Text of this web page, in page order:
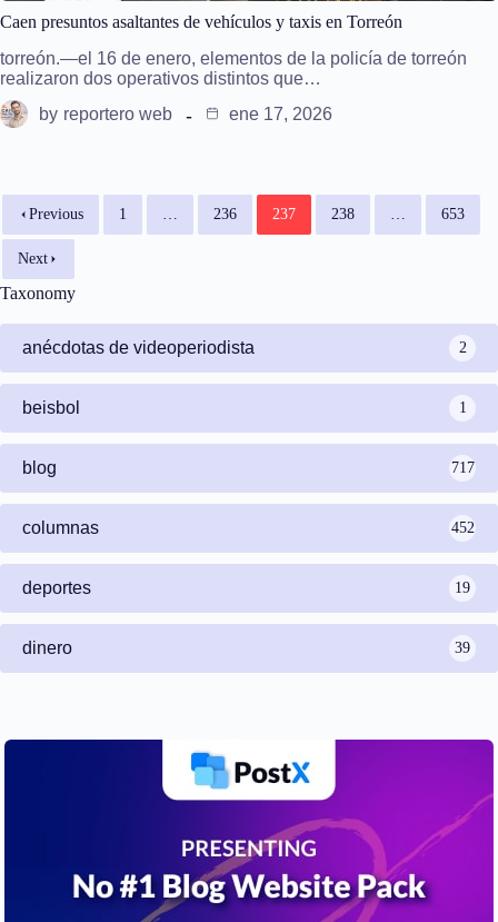
Caen presuntos asaltantes de vehículos y taxis en Torreón
torreón.—el 16 de enero, elementos de la policía de torreón
realizaron dos operativos distintos que…
by reportero web ene 17, 2026
Previous 1 … 236 237 238 … 653
Next
Taxonomy
anécdotas de videoperiodista 2
beisbol 1
blog 717
columnas 452
deportes 19
dinero 39